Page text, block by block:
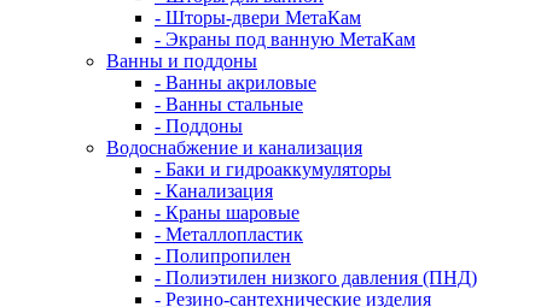
- Шторы-двери МетаКам
- Экраны под ванную МетаКам
Ванны и поддоны
- Ванны акриловые
- Ванны стальные
- Поддоны
Водоснабжение и канализация
- Баки и гидроаккумуляторы
- Канализация
- Краны шаровые
- Металлопластик
- Полипропилен
- Полиэтилен низкого давления (ПНД)
- Резино-сантехнические изделия